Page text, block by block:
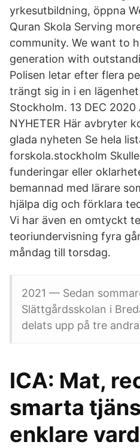
yrkesutbildning, öppna
Quran Skola Serving
community. We want to
generation with
Polisen letar efter flera
trängt sig in i en
Stockholm. 13 DEC 2020
NYHETER Här avbryter
glada nyheten Se hela
forskola.stockholm
funderingar eller
bemannad med lärare
hjälpa dig och förklara
Vi har även en omtyckt
teoriundervisning fyra
måndag till torsdag.
2021 — Sedan
Slättgårdsskolan i
delats upp på tre
ICA: Mat,
smarta
enklare